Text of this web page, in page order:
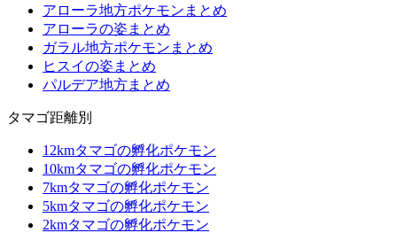
アローラ地方ポケモンまとめ
アローラの姿まとめ
ガラル地方ポケモンまとめ
ヒスイの姿まとめ
パルデア地方まとめ
タマゴ距離別
12kmタマゴの孵化ポケモン
10kmタマゴの孵化ポケモン
7kmタマゴの孵化ポケモン
5kmタマゴの孵化ポケモン
2kmタマゴの孵化ポケモン